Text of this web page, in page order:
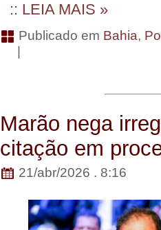
:: LEIA MAIS »
Publicado em Bahia,
Marão nega
citação em
21/abr/2026 . 8:16